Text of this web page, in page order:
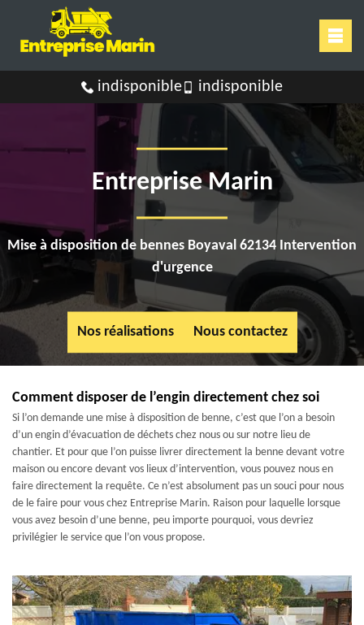
indisponible indisponible
Entreprise Marin
Mise à disposition de bennes Boyaval 62134 Intervention
d'urgence
Nos réalisations Nous contactez
Comment disposer de l’engin directement chez soi
Si l’on demande une mise à disposition de benne, c’est que l’on a besoin
d’un engin d’évacuation de déchets chez nous ou sur notre lieu de
chantier. Et pour que l’on puisse livrer directement la benne devant votre
maison ou encore devant vos lieux d’intervention, vous pouvez nous en
faire directement la requête. Ce n’est absolument pas un souci pour nous
de le faire pour vous chez Entreprise Marin. Raison pour laquelle lorsque
vous avez besoin d’une benne, peu importe pourquoi, vous devriez
privilégier le service que l’on vous propose.